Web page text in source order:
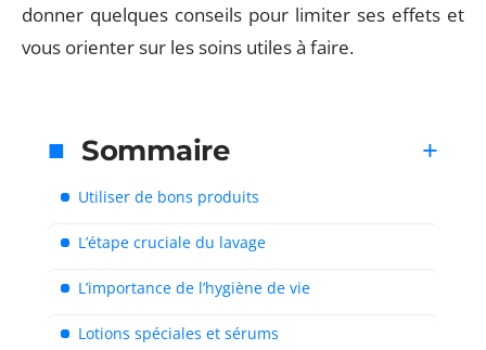
donner quelques conseils pour limiter ses effets et
vous orienter sur les soins utiles à faire.
Sommaire
Utiliser de bons produits
L’étape cruciale du lavage
L’importance de l’hygiène de vie
Lotions spéciales et sérums